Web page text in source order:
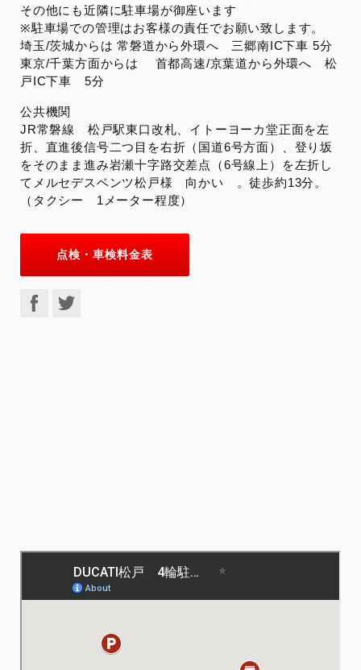
その他にも近隣に駐車場が御座います
※駐車場での管理はお客様の責任でお願い致します。
埼玉/茨城からは 常磐道から外環へ 三郷南IC下車 5分
東京/千葉方面からは 首都高速/京葉道から外環へ 松
戸IC下車 5分
公共機関
JR常磐線 松戸駅東口改札、イトーヨーカ堂正面を左
折、直進後信号二つ目を右折（国道6号方面）、登り坂
をそのまま進み岩瀬十字路交差点（6号線上）を左折し
てメルセデスベンツ松戸様 向かい 。徒歩約13分。
（タクシー 1メーター程度）
点検・車検料金表